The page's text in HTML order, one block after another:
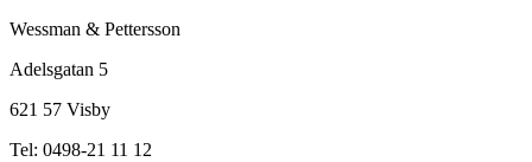
Wessman & Pettersson
Adelsgatan 5
621 57 Visby
Tel: 0498-21 11 12